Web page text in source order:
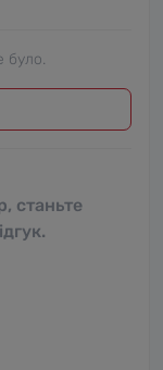
було.
станьте